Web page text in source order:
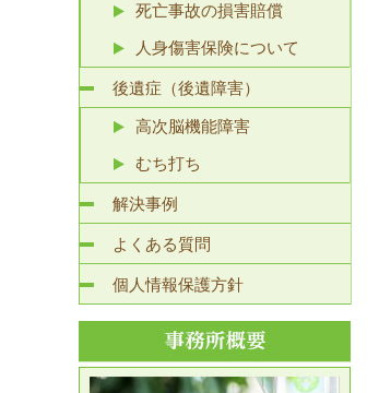
死亡事故の損害賠償
人身傷害保険について
後遺症（後遺障害）
高次脳機能障害
むち打ち
解決事例
よくある質問
個人情報保護方針